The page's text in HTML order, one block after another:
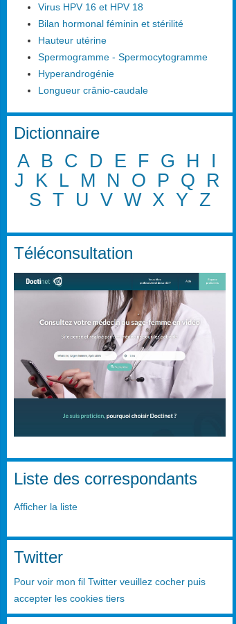
Virus HPV 16 et HPV 18
Bilan hormonal féminin et stérilité
Hauteur utérine
Spermogramme - Spermocytogramme
Hyperandrogénie
Longueur crânio-caudale
Dictionnaire
A B C D E F G H
I
J
K L M N O P Q
R
S T U V W X Y Z
Téléconsultation
Liste des correspondants
Afficher la liste
Twitter
Pour voir mon fil Twitter veuillez cocher puis
accepter les cookies tiers